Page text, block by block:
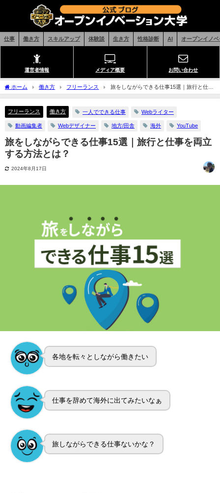
仕事 働き方 スキルアップ 体験談 生き方 性格診断 AI オープンイノ
運営者情報 メディア概要 お問い合わせ
ホーム 働き方 フリーランス
旅をしながらできる仕事15選｜旅行と仕事
を両立する方法とは？
フリーランス 働き方 一人でできる仕事 Webライター
動画編集者 Webデザイナー 地方/田舎 海外 YouTube
旅をしながらできる仕事15選｜旅行と仕事を両立
する方法とは？
2024年8月17日
各地を転々としながら働きたい
仕事を辞めて海外に出てみたいなぁ
旅しながらできる仕事ないかな？